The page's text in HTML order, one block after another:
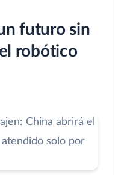
futuro sin
robótico